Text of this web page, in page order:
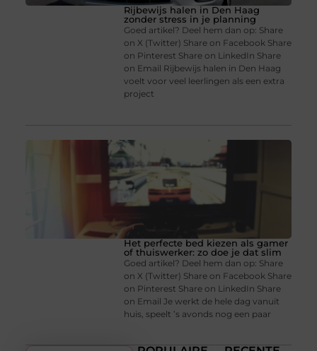
Rijbewijs halen in Den Haag
zonder stress in je planning
Goed artikel? Deel hem dan op: Share
on X (Twitter) Share on Facebook Share
on Pinterest Share on LinkedIn Share
on Email Rijbewijs halen in Den Haag
voelt voor veel leerlingen als een extra
project
Het perfecte bed kiezen als gamer
of thuiswerker: zo doe je dat slim
Goed artikel? Deel hem dan op: Share
on X (Twitter) Share on Facebook Share
on Pinterest Share on LinkedIn Share
on Email Je werkt de hele dag vanuit
huis, speelt ’s avonds nog een paar